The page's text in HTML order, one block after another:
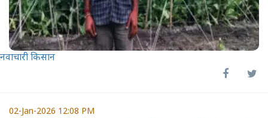
नवाचारी किसान
02-Jan-2026 12:08 PM